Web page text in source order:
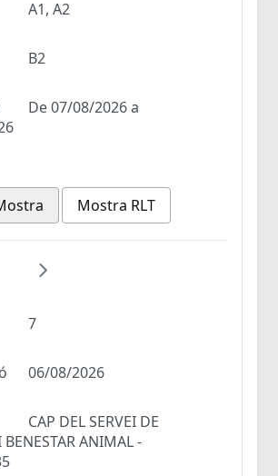
A1, A2
B2
De 07/08/2026 a
Mostra RLT
7
06/08/2026
CAP DEL SERVEI DE
BENESTAR ANIMAL -